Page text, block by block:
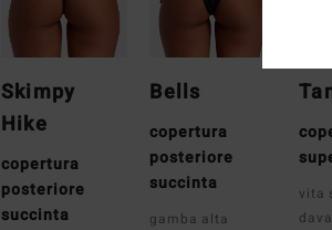
Skimpy
Hike
copertura
posteriore
succinta
Bells
copertura
posteriore
succinta
gamba alta
vita